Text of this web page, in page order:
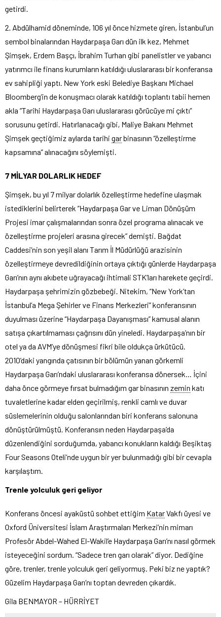
getirdi.
2. Abdülhamid döneminde, 106 yıl önce hizmete giren, İstanbul’un
sembol binalarından Haydarpaşa Garı dün ilk kez, Mehmet
Şimşek, Erdem Başçı, İbrahim Turhan gibi panelistler ve yabancı
yatırımcı ile finans kurumların katıldığı uluslararası bir konferansa
ev sahipliği yaptı. New York eski Belediye Başkanı Michael
Bloomberg’in de konuşmacı olarak katıldığı toplantı tabii hemen
akla “Tarihi Haydarpaşa Garı uluslararası görücüye mi çıktı”
sorusunu getirdi. Hatırlanacağı gibi, Maliye Bakanı Mehmet
Şimşek geçtiğimiz aylarda tarihi garbinasının “özelleştirme
kapsamına” alınacağını söylemişti.
7 MİLYAR DOLARLIK HEDEF
Şimşek, bu yıl 7 milyar dolarlık özelleştirme hedefine ulaşmak
istediklerini belirterek “Haydarpaşa Gar ve Liman Dönüşüm
Projesi imar çalışmalarından sonra özel programa alınacak ve
özelleştirme projeleri arasına girecek” demişti. Bağdat
Caddesi’nin son yeşil alanı Tarım İl Müdürlüğü arazisinin
özelleştirmeye devredildiğinin ortaya çıktığı günlerde Haydarpaşa
Garı’nın aynı akıbete uğrayacağı ihtimali STK’ları harekete geçirdi.
Haydarpaşa şehrimizin gözbebeği. Nitekim, “New York’tan
İstanbul’a Mega Şehirler ve Finans Merkezleri” konferansının
duyulması üzerine “Haydarpaşa Dayanışması” kamusal alanın
satışa çıkartılmaması çağrısını dün yineledi. Haydarpaşa’nın bir
otel ya da AVM’ye dönüşmesi fikri bile oldukça ürkütücü.
2010’daki yangında çatısının bir bölümün yanan görkemli
Haydarpaşa Garı’ndaki uluslararası konferansa dönersek… İçini
daha önce görmeye fırsat bulmadığım gar binasının zemin katı
tuvaletlerine kadar elden geçirilmiş, renkli camlı ve duvar
süslemelerinin olduğu salonlarından biri konferans salonuna
dönüştürülmüştü. Konferansın neden Haydarpaşa’da
düzenlendiğini sorduğumda, yabancı konukların kaldığı Beşiktaş
Four Seasons Oteli’nde uygun bir yer bulunmadığı gibi bir cevapla
karşılaştım.
Trenle yolculuk geri geliyor
Konferans öncesi ayaküstü sohbet ettiğim KatarVakfı üyesi ve
Oxford Üniversitesi İslam Araştırmaları Merkezi’nin mimarı
Profesör Abdel-Wahed El-Wakil’e Haydarpaşa Garı’nı nasıl görmek
isteyeceğini sordum. “Sadece tren garı olarak” diyor. Dediğine
göre, trenler, trenle yolculuk geri geliyormuş. Peki biz ne yaptık?
Güzelim Haydarpaşa Garı’nı toptan devreden çıkardık.
Gila BENMAYOR – HÜRRİYET